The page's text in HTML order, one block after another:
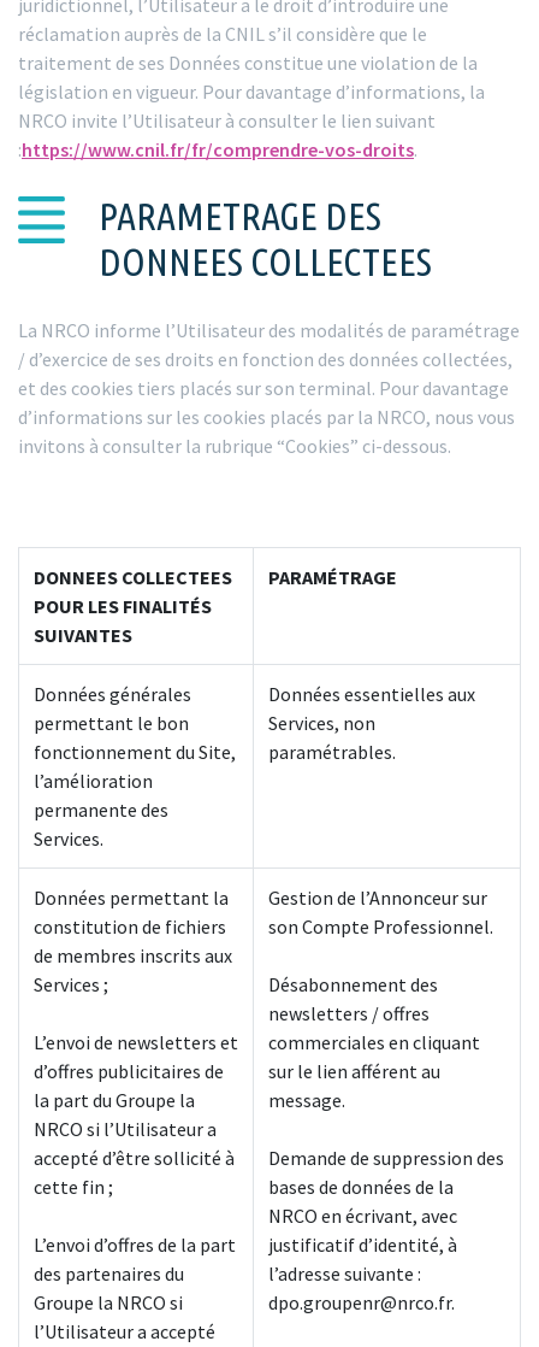
juridictionnel, l’Utilisateur a le droit d’introduire une
réclamation auprès de la CNIL s’il considère que le
traitement de ses Données constitue une violation de la
législation en vigueur. Pour davantage d’informations, la
NRCO invite l’Utilisateur à consulter le lien suivant
:https://www.cnil.fr/fr/comprendre-vos-droits.
PARAMETRAGE DES
DONNEES COLLECTEES
La NRCO informe l’Utilisateur des modalités de paramétrage
/ d’exercice de ses droits en fonction des données collectées,
et des cookies tiers placés sur son terminal. Pour davantage
d’informations sur les cookies placés par la NRCO, nous vous
invitons à consulter la rubrique “Cookies” ci-dessous.
DONNEES COLLECTEES
POUR LES FINALITÉS
SUIVANTES
PARAMÉTRAGE
Données générales
permettant le bon
fonctionnement du Site,
l’amélioration
permanente des
Services.
Données essentielles aux
Services, non
paramétrables.
Données permettant la
constitution de fichiers
de membres inscrits aux
Services ;
L’envoi de newsletters et
d’offres publicitaires de
la part du Groupe la
NRCO si l’Utilisateur a
accepté d’être sollicité à
cette fin ;
L’envoi d’offres de la part
des partenaires du
Groupe la NRCO si
l’Utilisateur a accepté
Gestion de l’Annonceur sur
son Compte Professionnel.
Désabonnement des
newsletters / offres
commerciales en cliquant
sur le lien afférent au
message.
Demande de suppression des
bases de données de la
NRCO en écrivant, avec
justificatif d’identité, à
l’adresse suivante :
dpo.groupenr@nrco.fr.